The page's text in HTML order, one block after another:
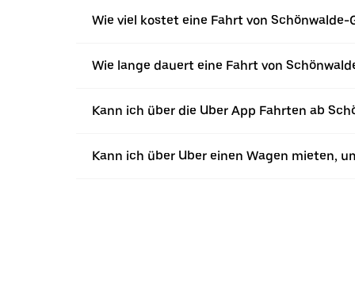
Wie viel kostet eine Fahrt von Schönwalde-
Wie lange dauert eine Fahrt von
Kann ich über die Uber App Fahrten ab
Kann ich über Uber einen Wagen mieten,